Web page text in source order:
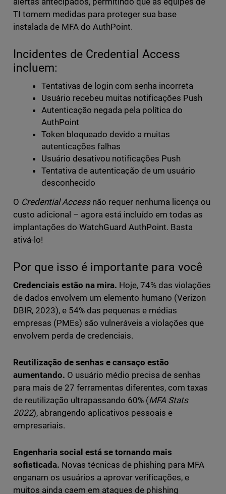
TI tomem medidas para proteger sua base
instalada de MFA do AuthPoint.
Incidentes de Credential Access
incluem:
Tentativas de login com senha incorreta
Usuário recebeu muitas notificações Push
Autenticação negada pela política do
AuthPoint
Token bloqueado devido a muitas
autenticações falhas
Usuário desativou notificações Push
Tentativa de autenticação de um usuário
desconhecido
O Credential Accessnão requer nenhuma licença ou
custo adicional – agora está incluído em todas as
implantações do WatchGuard AuthPoint. Basta
ativá-lo!
Por que isso é importante para você
Credenciais estão na mira. Hoje, 74% das violações
de dados envolvem um elemento humano (Verizon
DBIR, 2023), e 54% das pequenas e médias
empresas (PMEs) são vulneráveis a violações que
envolvem perda de credenciais.
Reutilização de senhas e cansaço estão
aumentando. O usuário médio precisa de senhas
para mais de 27 ferramentas diferentes, com taxas
de reutilização ultrapassando 60% (MFA Stats
2022), abrangendo aplicativos pessoais e
empresariais.
Engenharia social está se tornando mais
sofisticada. Novas técnicas de phishing para MFA
enganam os usuários a aprovar verificações, e
muitos ainda caem em ataques de phishing